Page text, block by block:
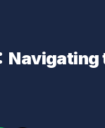
Navigating